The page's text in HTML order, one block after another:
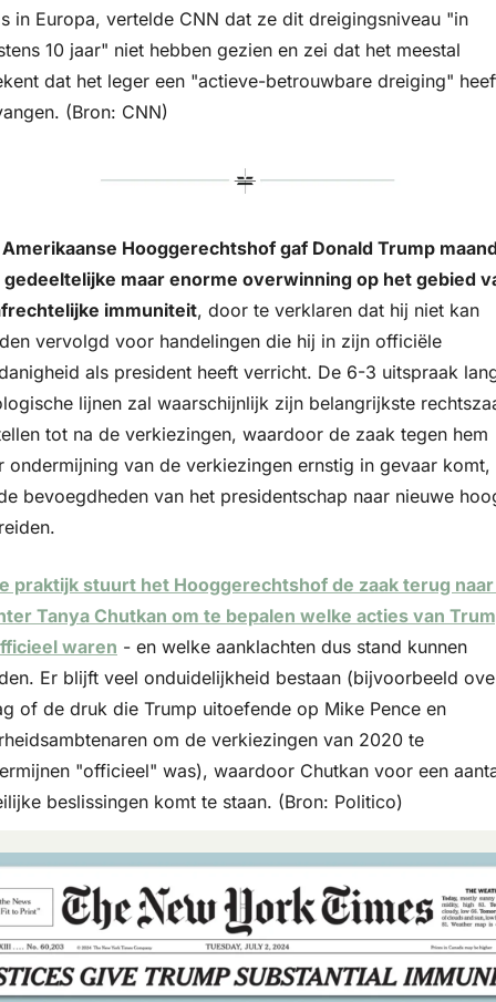
in Europa, vertelde CNN dat ze dit dreigingsniveau "in
10 jaar" niet hebben gezien en zei dat het meestal
dat het leger een "actieve-betrouwbare dreiging"
(Bron: CNN)
Hooggerechtshof gaf Donald Trump
gedeeltelijke maar enorme overwinning op het gebied
immuniteit, door te verklaren dat hij niet kan
vervolgd voor handelingen die hij in zijn officiële
als president heeft verricht. De 6-3 uitspraak
lijnen zal waarschijnlijk zijn belangrijkste
tot na de verkiezingen, waardoor de zaak tegen hem
ondermijning van de verkiezingen ernstig in gevaar komt,
bevoegdheden van het presidentschap naar nieuwe
praktijk stuurt het Hooggerechtshof de zaak terug naar
Tanya Chutkan om te bepalen welke acties van
waren - en welke aanklachten dus stand kunnen
Er blijft veel onduidelijkheid bestaan (bijvoorbeeld
of de druk die Trump uitoefende op Mike Pence en
om de verkiezingen van 2020 te
"officieel" was), waardoor Chutkan voor een
beslissingen komt te staan. (Bron: Politico)